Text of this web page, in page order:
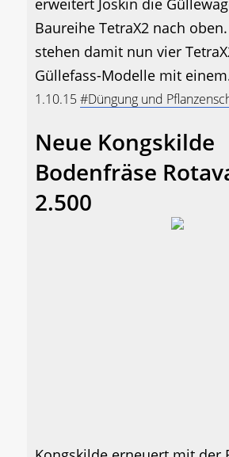
erweitert Joskin die
Baureihe TetraX2 nach
stehen damit nun vier
Güllefass-Modelle mit
1.10.15#Düngung und
Neue Kongskilde
Bodenfräse
2.500